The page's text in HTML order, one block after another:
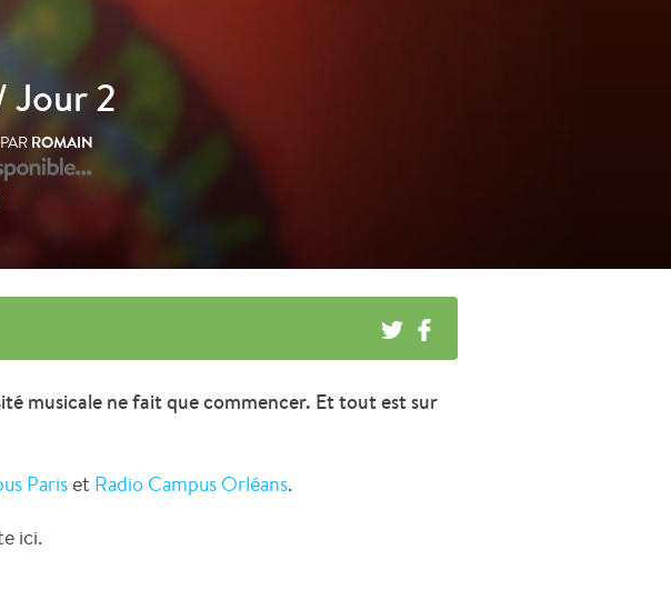
Jour 2
PAR ROMAIN
musicale ne fait que commencer. Et tout est sur
Paris et Radio Campus Orléans.
ici.